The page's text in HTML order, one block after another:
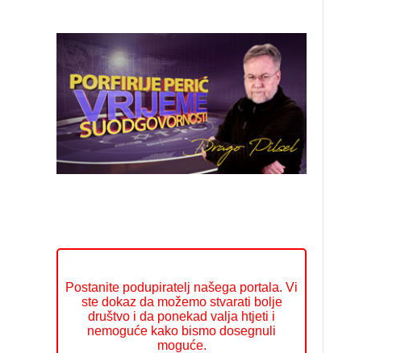
Postanite podupiratelj našega portala. Vi
ste dokaz da možemo stvarati bolje
društvo i da ponekad valja htjeti i
nemoguće kako bismo dosegnuli
moguće.